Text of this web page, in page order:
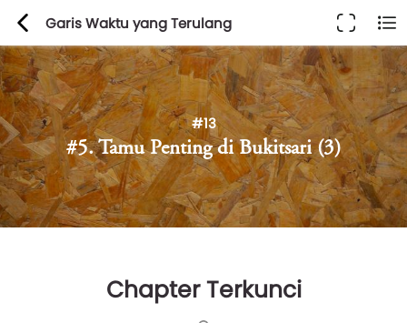
Garis Waktu yang Terulang
#13
#5. Tamu Penting di Bukitsari (3)
Chapter Terkunci